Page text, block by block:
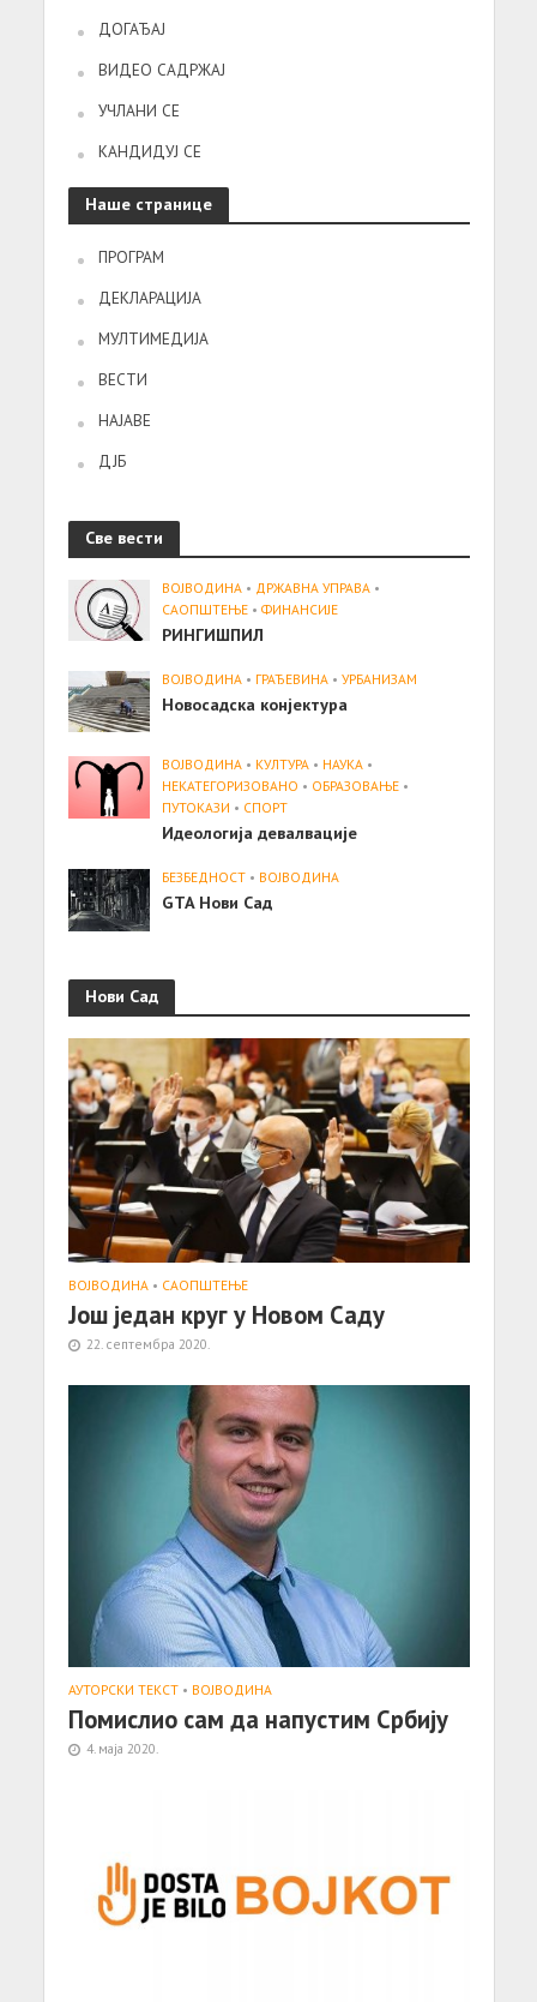
ДОГАЂАЈ
ВИДЕО САДРЖАЈ
УЧЛАНИ СЕ
КАНДИДУЈ СЕ
Наше странице
ПРОГРАМ
ДЕКЛАРАЦИЈА
МУЛТИМЕДИЈА
ВЕСТИ
НАЈАВЕ
ДЈБ
Све вести
ВОЈВОДИНА • ДРЖАВНА УПРАВА •
САОПШТЕЊE • ФИНАНСИЈЕ
РИНГИШПИЛ
ВОЈВОДИНА • ГРАЂЕВИНА • УРБАНИЗАМ
Новосадска конјектура
ВОЈВОДИНА • КУЛТУРА • НАУКА •
НЕКАТЕГОРИЗОВАНО • ОБРАЗОВАЊЕ •
ПУТОКАЗИ • СПОРТ
Идеологија девалвације
БЕЗБЕДНОСТ • ВОЈВОДИНА
GTA Нови Сад
Нови Сад
ВОЈВОДИНА • САОПШТЕЊE
Jош један круг у Новом Саду
22. септембра 2020.
АУТОРСКИ ТЕКСТ • ВОЈВОДИНА
Помислио сам да напустим Србију
4. маја 2020.